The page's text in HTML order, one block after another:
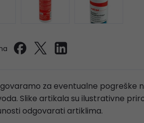
za eventualne pogreške
Slike artikala su ilustrativne
odgovarati artiklima.